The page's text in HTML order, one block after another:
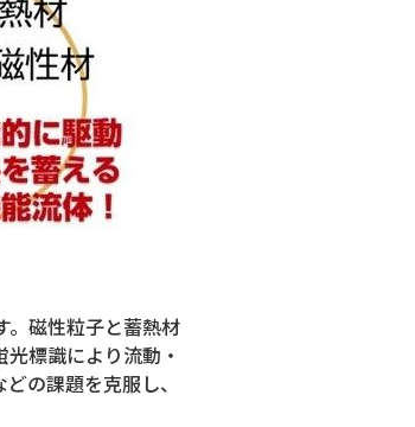
。磁性粒子と蓄熱材
標識により流動・
の課題を克服し、